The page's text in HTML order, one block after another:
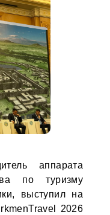
аппарата
по туризму
выступил на
2026